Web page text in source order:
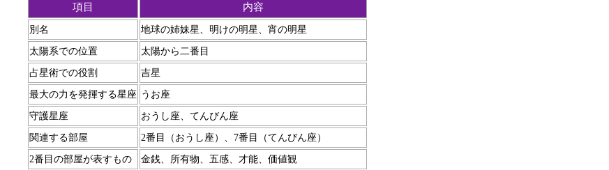
項目 内容
別名 地球の姉妹星、明けの明星、宵の明星
太陽系での位置 太陽から二番目
占星術での役割 吉星
最大の力を発揮する星座 うお座
守護星座 おうし座、てんびん座
関連する部屋 2番目（おうし座）、7番目（てんびん座）
2番目の部屋が表すもの 金銭、所有物、五感、才能、価値観